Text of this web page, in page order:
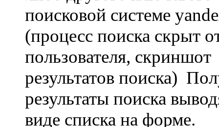
поисковой системе
(процесс поиска скрыт
пользователя, скриншот
результатов поиска)
результаты поиска
виде списка на форме.